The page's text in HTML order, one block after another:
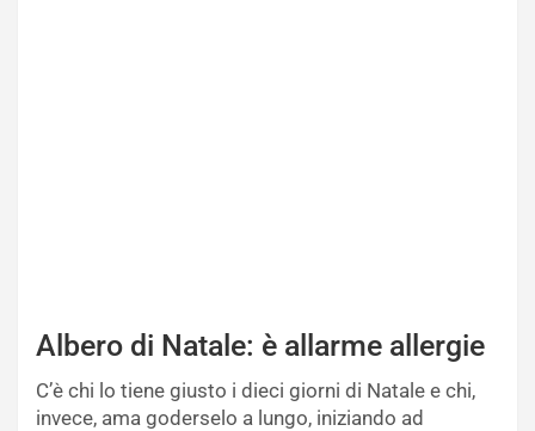
Albero di Natale: è allarme allergie
C’è chi lo tiene giusto i dieci giorni di Natale e chi,
invece, ama goderselo a lungo, iniziando ad